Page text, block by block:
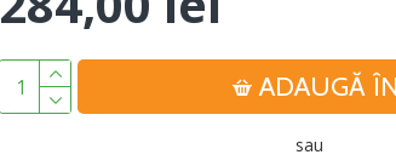
ADAUGĂ
sau